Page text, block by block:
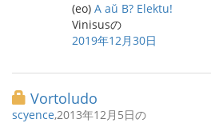
(eo) A aŭ B? Elektu!
Vinisusの
2019年12月30日
Vortoludo
scyence,2013年12月5日の